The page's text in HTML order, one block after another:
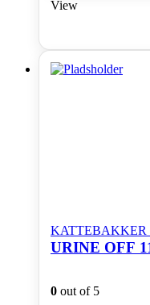
View
KATTEBAKKER
URINE OFF
0 out of 5